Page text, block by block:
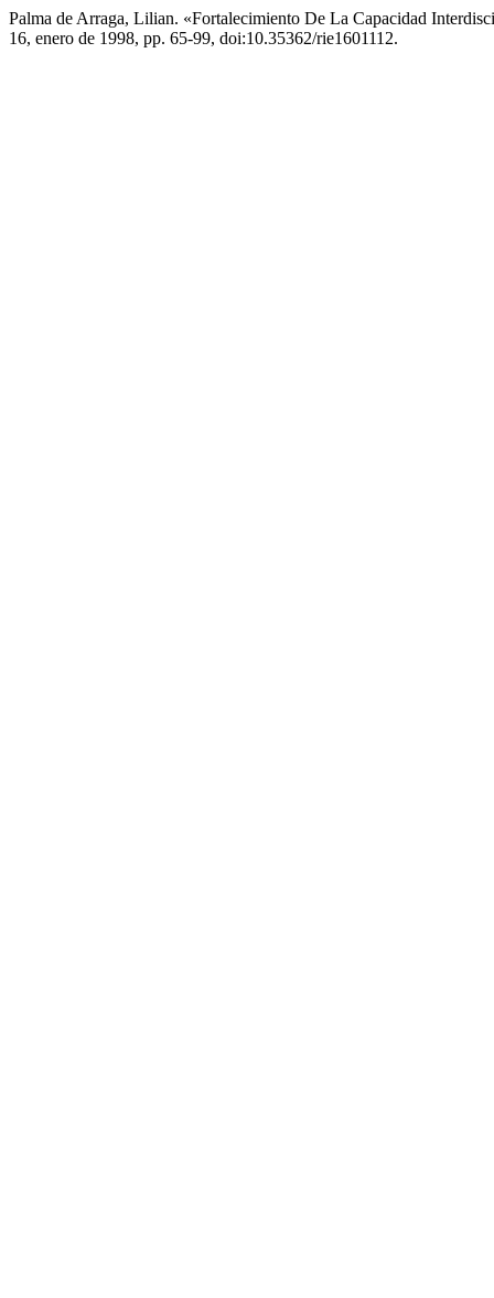
Palma de Arraga, Lilian. «Fortalecimiento De La Capacidad
16, enero de 1998, pp. 65-99, doi:10.35362/rie1601112.